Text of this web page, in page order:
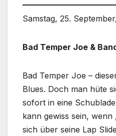
Samstag, 25.
Bad Temper Joe &
Bad Temper Joe –
Blues. Doch man hüte
sofort in eine
kann gewiss sein, wenn
sich über seine Lap